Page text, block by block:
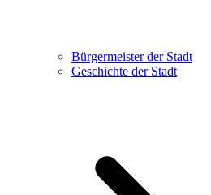
Bürgermeister der Stadt
Geschichte der Stadt